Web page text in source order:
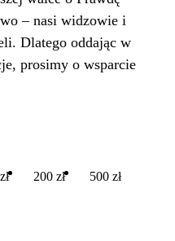
– nasi widzowie i
Dlatego oddając w
prosimy o wsparcie
200 zł 500 zł